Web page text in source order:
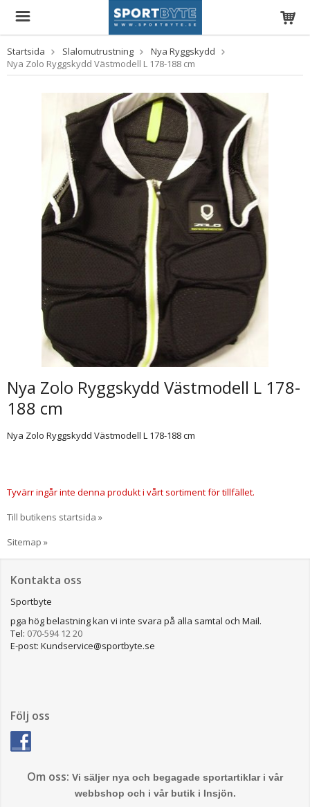
Startsida Slalomutrustning
Nya Ryggskydd
Nya Zolo Ryggskydd Västmodell L 178-188 cm
Nya Zolo Ryggskydd Västmodell L 178-
188 cm
Nya Zolo Ryggskydd Västmodell L 178-188 cm
Tyvärr ingår inte denna produkt i vårt sortiment för tillfället.
Till butikens startsida »
Sitemap »
Kontakta oss
Sportbyte
pga hög belastning kan vi inte svara på alla samtal och Mail.
Tel: 070-594 12 20
E-post: Kundservice@sportbyte.se
Följ oss
Om oss: Vi säljer nya och begagade sportartiklar i vår
webbshop och i vår butik i Insjön.